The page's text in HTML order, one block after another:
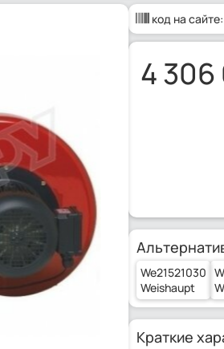
код на сайте:
4
We21521030
Weishaupt
Краткие